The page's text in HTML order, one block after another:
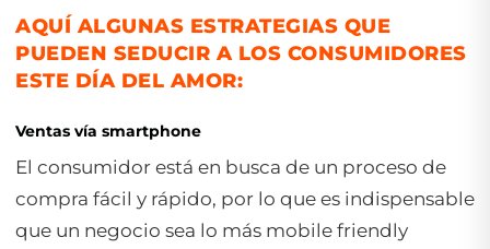
AQUÍ ALGUNAS ESTRATEGIAS QUE
PUEDEN SEDUCIR A LOS CONSUMIDORES
ESTE DÍA DEL AMOR:
Ventas vía smartphone
El consumidor está en busca de un proceso de
compra fácil y rápido, por lo que es indispensable
que un negocio sea lo más mobile friendly